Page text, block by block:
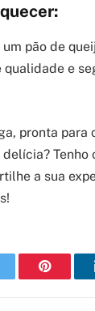
pão de
e
pronta para
Tenho
a sua
Pinterest